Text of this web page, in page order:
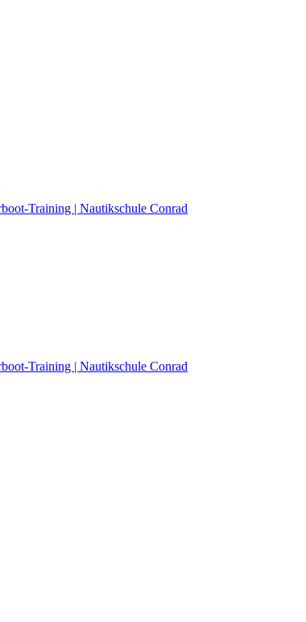
Training | Nautikschule Conrad
Training | Nautikschule Conrad